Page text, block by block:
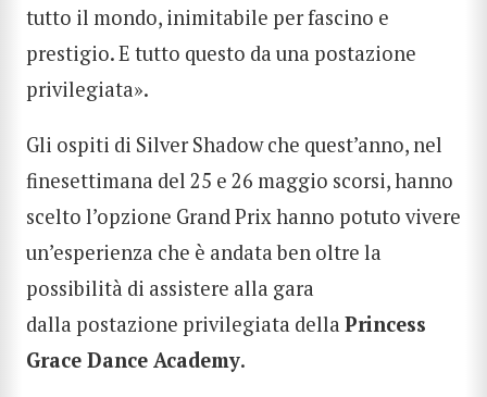
tutto il mondo, inimitabile per fascino e
prestigio. E tutto questo da una postazione
privilegiata».
Gli ospiti di Silver Shadow che quest’anno, nel
finesettimana del 25 e 26 maggio scorsi, hanno
scelto l’opzione Grand Prix hanno potuto vivere
un’esperienza che è andata ben oltre la
possibilità di assistere alla gara
dalla postazione privilegiata della Princess
Grace Dance Academy.